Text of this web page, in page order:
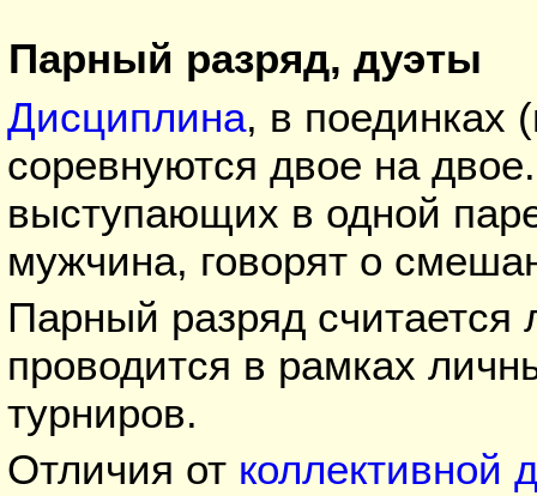
Парный разряд, дуэты
Дисциплина, в поединках
соревнуются двое на
выступающих в одной
мужчина, говорят о
Парный разряд
проводится в рамках
турниров.
Отличия от коллективной